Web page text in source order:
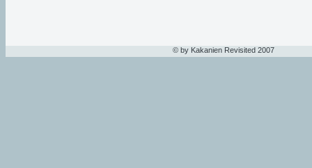
© by Kakanien Revisited 2007